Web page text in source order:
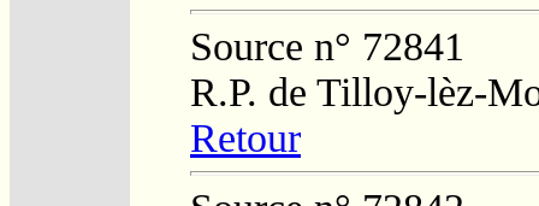
Source n° 72841
R.P. de Tilloy-lèz-
Retour